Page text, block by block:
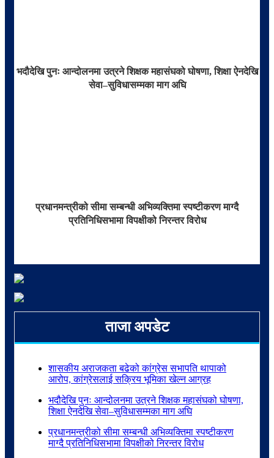
भदौदेखि पुनः आन्दोलनमा उत्रने शिक्षक महासंघको घोषणा, शिक्षा ऐनदेखि
सेवा–सुविधासम्मका माग अघि
प्रधानमन्त्रीको सीमा सम्बन्धी अभिव्यक्तिमा स्पष्टीकरण माग्दै
प्रतिनिधिसभामा विपक्षीको निरन्तर विरोध
ताजा अपडेट
शासकीय अराजकता बढेको कांग्रेस सभापति थापाको
आरोप, कांग्रेसलाई सक्रिय भूमिका खेल्न आग्रह
भदौदेखि पुनः आन्दोलनमा उत्रने शिक्षक महासंघको घोषणा,
शिक्षा ऐनदेखि सेवा–सुविधासम्मका माग अघि
प्रधानमन्त्रीको सीमा सम्बन्धी अभिव्यक्तिमा स्पष्टीकरण
माग्दै प्रतिनिधिसभामा विपक्षीको निरन्तर विरोध